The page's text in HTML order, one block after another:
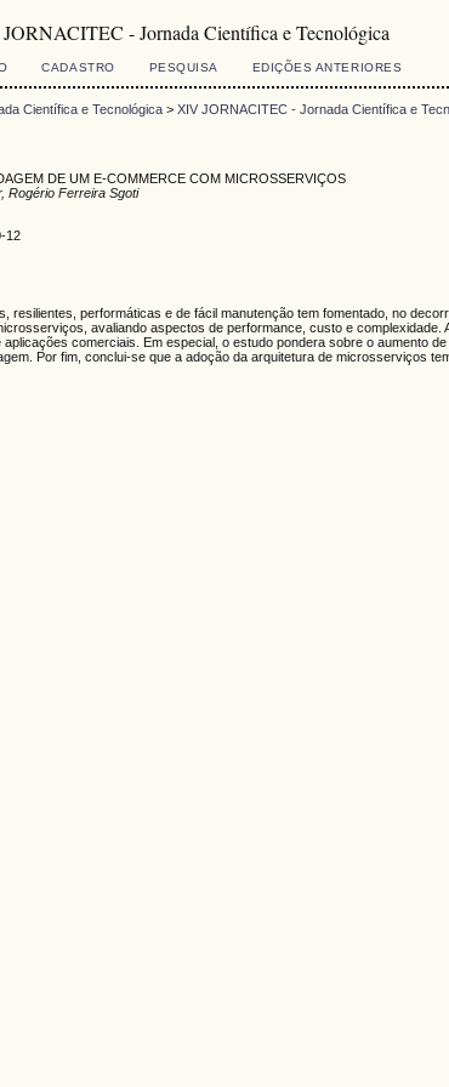
- Jornada Científica e Tecnológica
CADASTRO PESQUISA EDIÇÕES ANTERIORES
Científica e Tecnológica> XIV JORNACITEC - Jornada Científica e
DE UM E-COMMERCE COM MICROSSERVIÇOS
Rogério Ferreira Sgoti
12
resilientes, performáticas e de fácil manutenção tem fomentado, no
avaliando aspectos de performance, custo e
comerciais. Em especial, o estudo pondera sobre o aumento
Por fim, conclui-se que a adoção da arquitetura de microsserviços